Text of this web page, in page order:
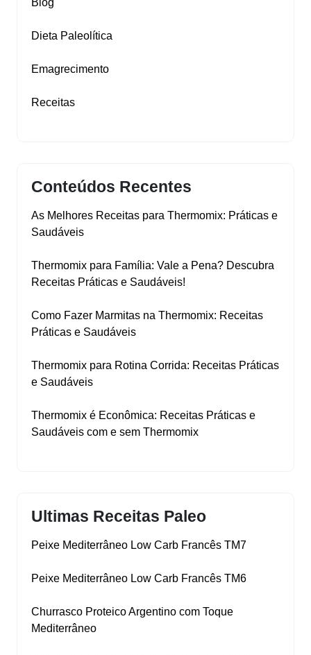
Blog
Dieta Paleolítica
Emagrecimento
Receitas
Conteúdos Recentes
As Melhores Receitas para Thermomix: Práticas e
Saudáveis
Thermomix para Família: Vale a Pena? Descubra
Receitas Práticas e Saudáveis!
Como Fazer Marmitas na Thermomix: Receitas
Práticas e Saudáveis
Thermomix para Rotina Corrida: Receitas Práticas
e Saudáveis
Thermomix é Econômica: Receitas Práticas e
Saudáveis com e sem Thermomix
Ultimas Receitas Paleo
Peixe Mediterrâneo Low Carb Francês TM7
Peixe Mediterrâneo Low Carb Francês TM6
Churrasco Proteico Argentino com Toque
Mediterrâneo